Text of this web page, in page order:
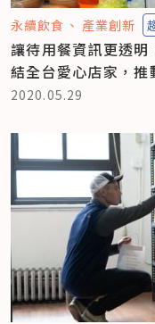
永續飲食 產業創新
讓待用餐資訊更透
結全台愛心店家，
2020.05.29